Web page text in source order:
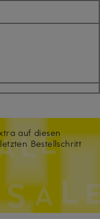
auf diesen
Bestellschritt